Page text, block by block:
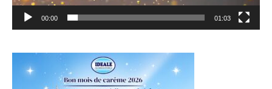
00:00 01:03